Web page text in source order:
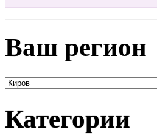
Ваш регион
Категории